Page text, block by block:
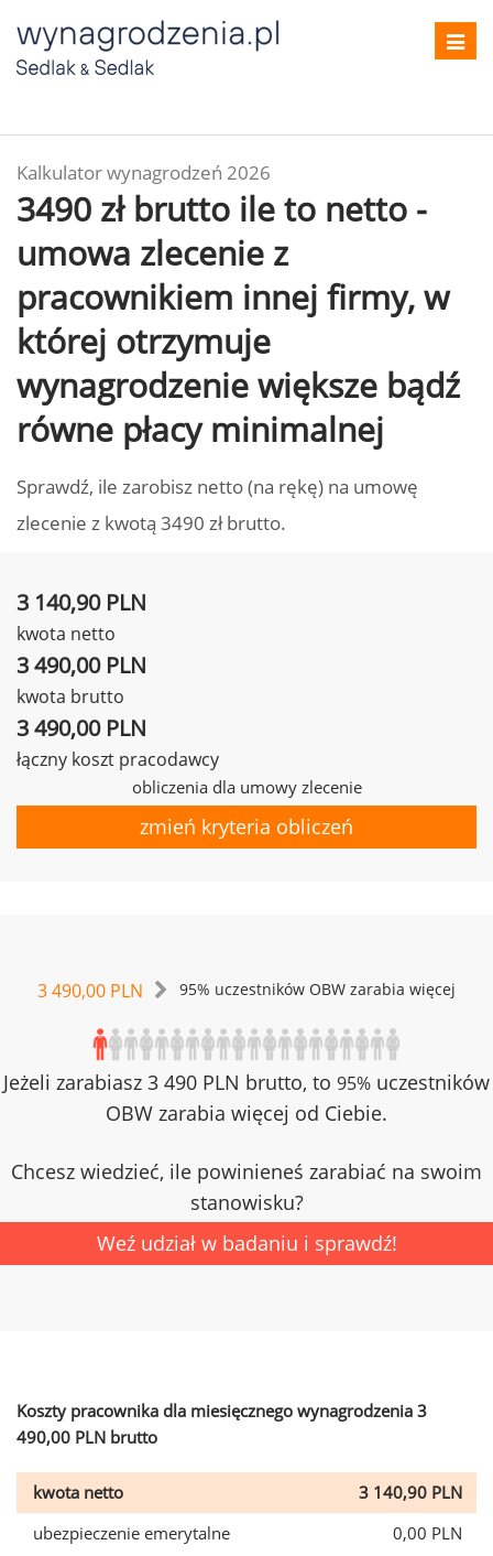
Kalkulator wynagrodzeń 2026
3490 zł brutto ile to netto -
umowa zlecenie z
pracownikiem innej firmy, w
której otrzymuje
wynagrodzenie większe bądź
równe płacy minimalnej
Sprawdź, ile zarobisz netto (na rękę) na umowę
zlecenie z kwotą 3490 zł brutto.
3 140,90 PLN
kwota netto
3 490,00 PLN
kwota brutto
3 490,00 PLN
łączny koszt pracodawcy
obliczenia dla umowy zlecenie
zmień kryteria obliczeń
3 490,00 PLN 95% uczestników OBW zarabia więcej
Jeżeli zarabiasz 3 490 PLN brutto, to 95% uczestników
OBW zarabia więcej od Ciebie.
Chcesz wiedzieć, ile powinieneś zarabiać na swoim
stanowisku?
Weź udział w badaniu i sprawdź!
Koszty pracownika dla miesięcznego wynagrodzenia 3
490,00 PLN brutto
kwota netto
3 140,90 PLN
ubezpieczenie emerytalne
0,00 PLN